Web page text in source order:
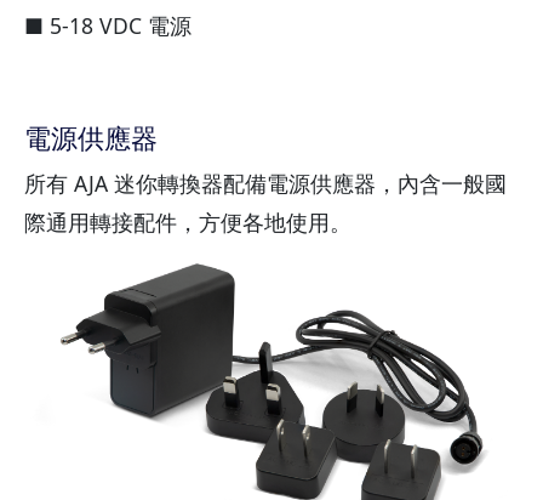
■ 5-18 VDC 電源
電源供應器
所有 AJA 迷你轉換器配備電源供應器，內含一般國
際通用轉接配件，方便各地使用。